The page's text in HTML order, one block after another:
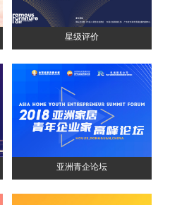
星级评价
亚洲青企论坛